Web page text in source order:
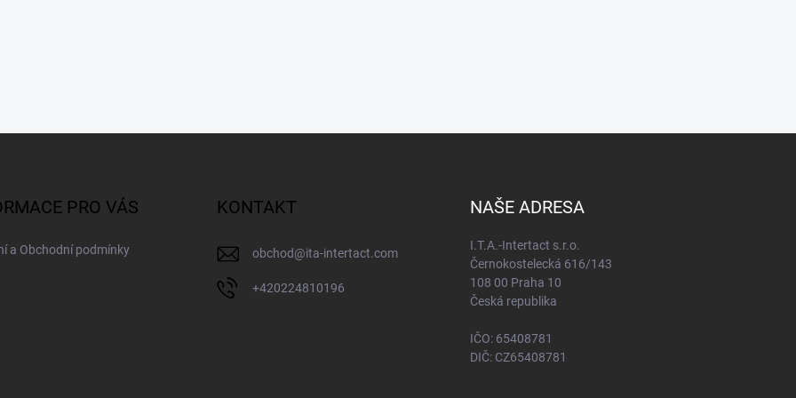
PRO VÁS
a Obchodní podmínky
KONTAKT
obchod@ita-intertact.com
+420224810196
NAŠE ADRESA
I.T.A.-Intertact s.r.o.
Černokostelecká 616/143
108 00 Praha 10
Česká republika
IČO: 65408781
DIČ: CZ65408781